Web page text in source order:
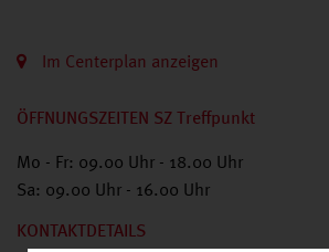
Im Centerplan anzeigen
ÖFFNUNGSZEITEN SZ Treffpunkt
Mo - Fr: 09.00 Uhr - 18.00 Uhr
Sa: 09.00 Uhr - 16.00 Uhr
KONTAKTDETAILS